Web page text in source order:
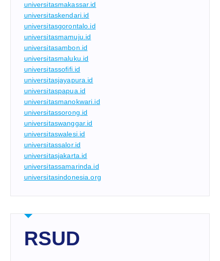
universitasmakassar.id
universitaskendari.id
universitasgorontalo.id
universitasmamuju.id
universitasambon.id
universitasmaluku.id
universitassofifi.id
universitasjayapura.id
universitaspapua.id
universitasmanokwari.id
universitassorong.id
universitaswanggar.id
universitaswalesi.id
universitassalor.id
universitasjakarta.id
universitassamarinda.id
universitasindonesia.org
RSUD